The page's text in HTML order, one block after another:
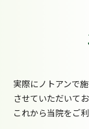
実際にノトアンで
させていただいてお
これから当院をご